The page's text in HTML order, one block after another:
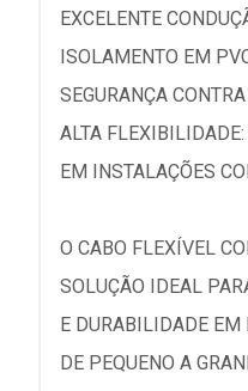
EXCELENTE
ISOLAMENTO EM
SEGURANÇA
ALTA
EM INSTALAÇÕES
O CABO FLEXÍVEL
SOLUÇÃO IDEAL
E DURABILIDADE EM
DE PEQUENO A